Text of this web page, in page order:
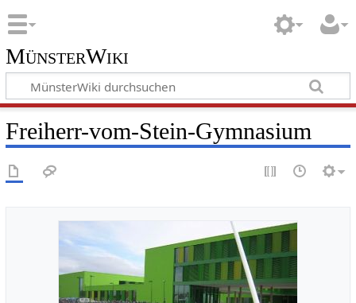
MünsterWiki
Freiherr-vom-Stein-Gymnasium